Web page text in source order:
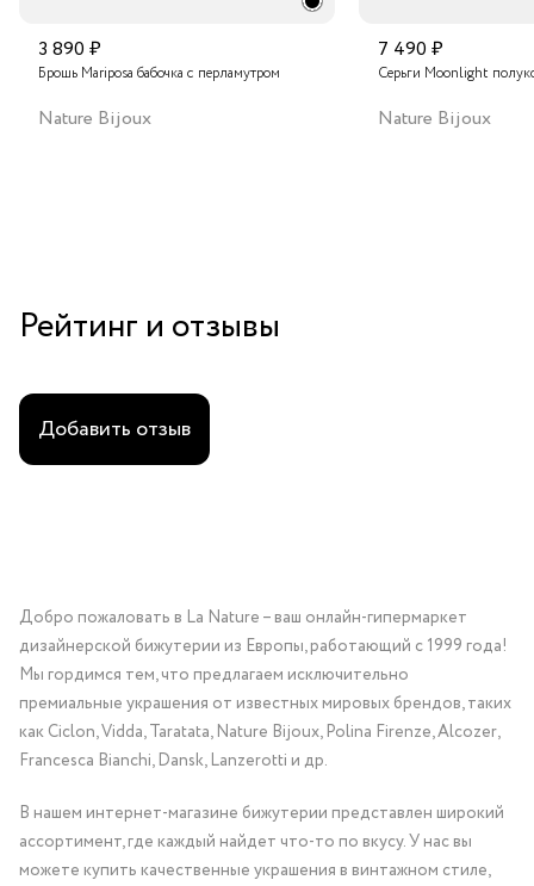
3 890 ₽
Брошь Mariposa бабочка с перламутром
Nature Bijoux
7 490 ₽
Серьги Moonlight
Nature Bijoux
Рейтинг и отзывы
Добавить отзыв
Добро пожаловать в La Nature – ваш онлайн-гипермаркет
дизайнерской бижутерии из Европы, работающий с 1999 года!
Мы гордимся тем, что предлагаем исключительно
премиальные украшения от известных мировых брендов, таких
как Ciclon, Vidda, Taratata, Nature Bijoux, Polina Firenze, Alcozer,
Francesca Bianchi, Dansk, Lanzerotti и др.
В нашем интернет-магазине бижутерии представлен широкий
ассортимент, где каждый найдет что-то по вкусу. У нас вы
можете купить качественные украшения в винтажном стиле,